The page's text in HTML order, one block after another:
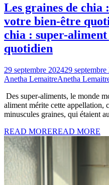
Les graines de
votre bien-être
chia : super-
quotidien
29 septembre 202429 septembre
Anetha LemaitreAnetha
Des super-aliments, le monde
aliment mérite cette appellation,
minuscules graines, qui étaient
READ MOREREAD MORE